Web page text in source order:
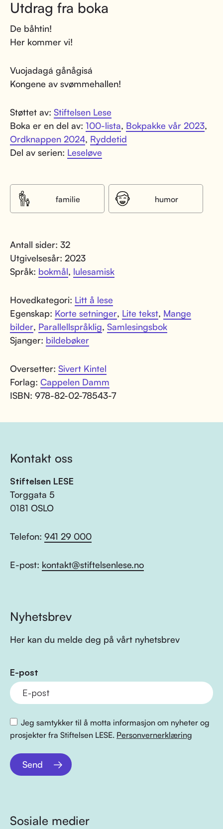
Utdrag fra boka
De båhtin!
Her kommer vi!
Vuojadagá gånågisá
Kongene av svømmehallen!
Støttet av: Stiftelsen Lese
Boka er en del av: 100-lista, Bokpakke vår 2023,
Ordknappen 2024, Ryddetid
Del av serien: Leseløve
familie humor
Antall sider: 32
Utgivelsesår: 2023
Språk: bokmål, lulesamisk
Hovedkategori: Litt å lese
Egenskap: Korte setninger, Lite tekst, Mange
bilder, Parallellspråklig, Samlesingsbok
Sjanger: bildebøker
Oversetter: Sivert Kintel
Forlag: Cappelen Damm
ISBN: 978-82-02-78543-7
Kontakt oss
Stiftelsen LESE
Torggata 5
0181 OSLO
Telefon: 941 29 000
E-post: kontakt@stiftelsenlese.no
Nyhetsbrev
Her kan du melde deg på vårt nyhetsbrev
E-post
Jeg samtykker til å motta informasjon om nyheter og
prosjekter fra Stiftelsen LESE. Personvernerklæring
Send
Sosiale medier